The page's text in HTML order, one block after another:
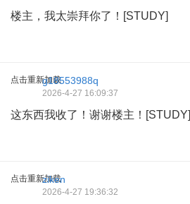
楼主，我太崇拜你了！[STUDY]
点击重新加载g18553988q
2026-4-27 16:09:37
这东西我收了！谢谢楼主！[STUDY]
点击重新加载
ziken
2026-4-27 19:36:32